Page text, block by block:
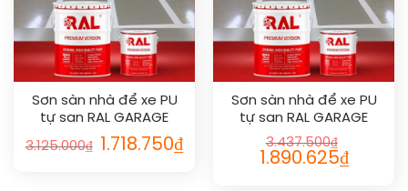
Sơn sàn nhà để xe PU
tự san RAL GARAGE
SHIELD SL 1005
3.125.000₫ 1.718.750₫
Sơn sàn nhà để xe PU
tự san RAL GARAGE
SHIELD SL 1023
3.437.500₫
1.890.625₫